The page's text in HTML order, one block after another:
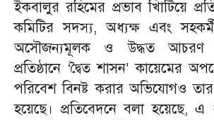
ইকবালুর রহিমের প্রভাব খািটিয়ে
কমিটির সদস্য, অধ্যক্ষ এবং
অসৌজন্যমূলক ও উদ্ধত আচরণ
প্রতিষ্ঠানে ‘দ্বৈত শাসন’ কায়েমের
পরিবেশ বিনষ্ট করার অভিযোগও তার
হয়েছে। প্রতিবেদনে বলা হয়েছে, এ